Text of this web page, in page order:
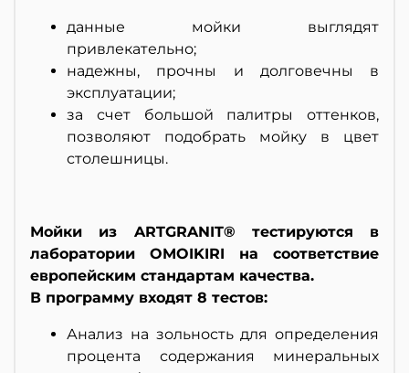
данные мойки выглядят
привлекательно;
надежны, прочны и долговечны в
эксплуатации;
за счет большой палитры оттенков,
позволяют подобрать мойку в цвет
столешницы.
Мойки из ARTGRANIT® тестируются в
лаборатории OMOIKIRI на соответствие
европейским стандартам качества.
В программу входят 8 тестов:
Анализ на зольность для определения
процента содержания минеральных